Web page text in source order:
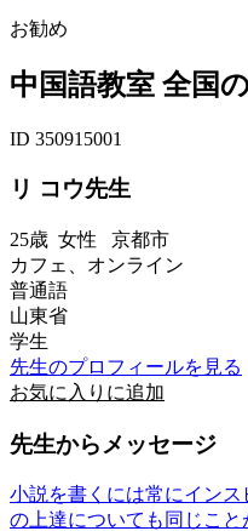
お勧め
中国語教室 全国
ID 350915001
リ コウ先生
25歳 女性 京都市
カフェ、オンライン
普通語
山東省
学生
先生のプロフィールを見る
お気に入りに追加
先生からメッセージ
小説を書くには常にイン
の上達についても同じこ